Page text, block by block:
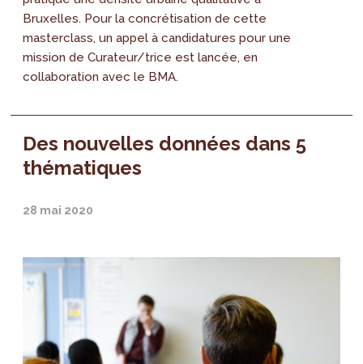
Bruxelles. Pour la concrétisation de cette
masterclass, un appel à candidatures pour une
mission de Curateur/trice est lancée, en
collaboration avec le BMA.
Des nouvelles données dans 5
thématiques
28 mai 2020